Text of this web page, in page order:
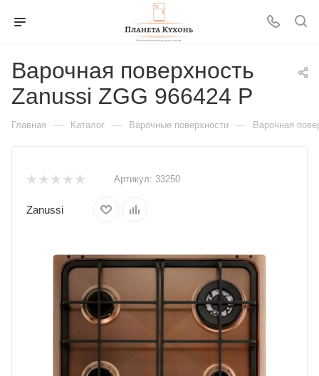
Варочная поверхность
Zanussi ZGG 966424 P
Главная — Каталог — Варочные поверхности — Варочная
Артикул: 33250
Zanussi